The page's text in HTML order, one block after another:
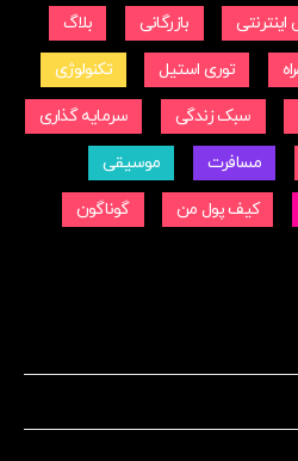
اینترنتی بازرگانی بلاگ
توری استیل تکنولوژی
سبک زندگی سرمایه گذاری
مسافرت موسیقی
کیف پول من گوناگون